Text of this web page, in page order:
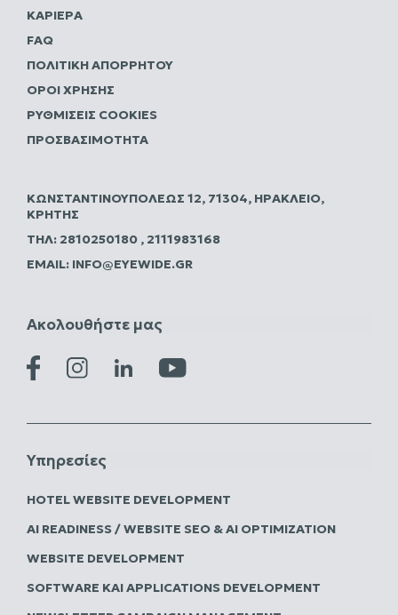
ΚΑΡΙΈΡΑ
FAQ
ΠΟΛΙΤΙΚΗ ΑΠΟΡΡΗΤΟΥ
ΌΡΟΙ ΧΡΉΣΗΣ
ΡΥΘΜΊΣΕΙΣ COOKIES
ΠΡΟΣΒΑΣΙΜΌΤΗΤΑ
ΚΩΝΣΤΑΝΤΙΝΟΥΠΌΛΕΩΣ 12, 71304, ΗΡΆΚΛΕΙΟ,
ΚΡΉΤΗΣ
ΤΗΛ: 2810250180 , 2111983168
EMAIL: INFO@EYEWIDE.GR
Ακολουθήστε μας
Υπηρεσίες
HOTEL WEBSITE DEVELOPMENT
AI READINESS / WEBSITE SEO & AI OPTIMIZATION
WEBSITE DEVELOPMENT
SOFTWARE ΚΑΙ APPLICATIONS DEVELOPMENT